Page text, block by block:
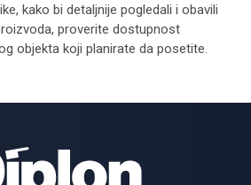
kako bi detaljnije pogledali i obavili
proverite dostupnost
objekta koji planirate da posetite.